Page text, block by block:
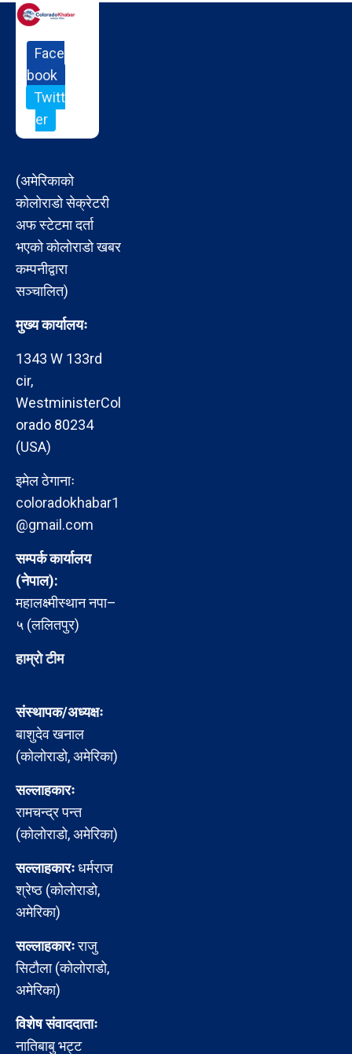
Face
book
Twitt
er
(अमेरिकाको
कोलोराडो सेक्रेटरी
अफ स्टेटमा दर्ता
भएको कोलोराडो खबर
कम्पनीद्वारा
सञ्चालित)
मुख्य कार्यालयः
1343 W 133rd
cir,
WestministerCol
orado 80234
(USA)
इमेल ठेगानाः
coloradokhabar1
@gmail.com
सम्पर्क कार्यालय
(नेपाल):
महालक्ष्मीस्थान नपा–
५ (ललितपुर)
हाम्रो टीम
संस्थापक/अध्यक्षः
बाशुदेव खनाल
(कोलोराडो, अमेरिका)
सल्लाहकारः
रामचन्द्र पन्त
(कोलोराडो, अमेरिका)
सल्लाहकारःधर्मराज
श्रेष्ठ (कोलोराडो,
अमेरिका)
सल्लाहकारःराजु
सिटौला (कोलोराडो,
अमेरिका)
विशेष संवाददाताः
नातिबाबु भट्ट